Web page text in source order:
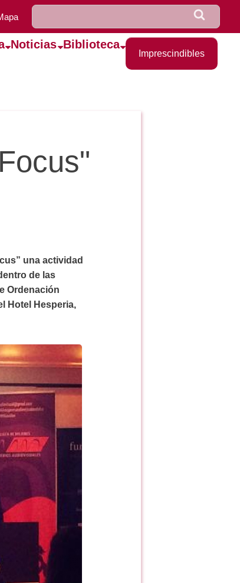
Noticias Biblioteca
Imprescindibles
una actividad
de las
Ordenación
Hotel Hesperia,